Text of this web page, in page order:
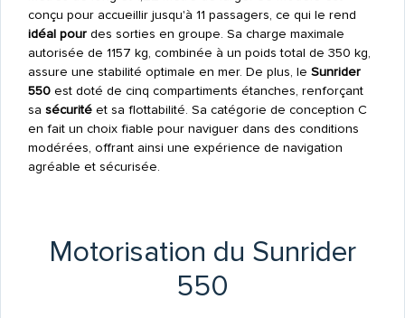
conçu pour accueillir jusqu'à 11 passagers, ce qui le rend
idéal pourdes sorties en groupe. Sa charge maximale
autorisée de 1157 kg, combinée à un poids total de 350 kg,
assure une stabilité optimale en mer. De plus, le Sunrider
550est doté de cinq compartiments étanches, renforçant
sa sécuritéet sa flottabilité. Sa catégorie de conception C
en fait un choix fiable pour naviguer dans des conditions
modérées, offrant ainsi une expérience de navigation
agréable et sécurisée.
Motorisation du Sunrider
550